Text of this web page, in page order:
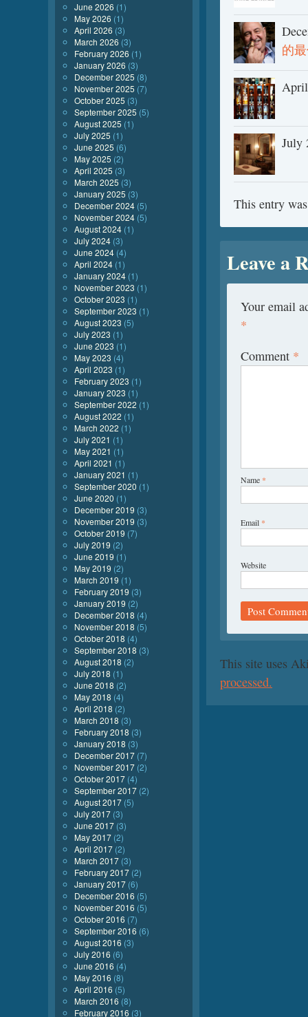
的
July
This entry
Leave a
Your email
*
Comment *
Name *
Email *
Website
This site uses
processed.
June 2026 (1)
May 2026 (1)
April 2026 (3)
March 2026 (3)
February 2026 (1)
January 2026 (3)
December 2025 (8)
November 2025 (7)
October 2025 (3)
September 2025 (5)
August 2025 (1)
July 2025 (1)
June 2025 (6)
May 2025 (2)
April 2025 (3)
March 2025 (3)
January 2025 (3)
December 2024 (5)
November 2024 (5)
August 2024 (1)
July 2024 (3)
June 2024 (4)
April 2024 (1)
January 2024 (1)
November 2023 (1)
October 2023 (1)
September 2023 (1)
August 2023 (5)
July 2023 (1)
June 2023 (1)
May 2023 (4)
April 2023 (1)
February 2023 (1)
January 2023 (1)
September 2022 (1)
August 2022 (1)
March 2022 (1)
July 2021 (1)
May 2021 (1)
April 2021 (1)
January 2021 (1)
September 2020 (1)
June 2020 (1)
December 2019 (3)
November 2019 (3)
October 2019 (7)
July 2019 (2)
June 2019 (1)
May 2019 (2)
March 2019 (1)
February 2019 (3)
January 2019 (2)
December 2018 (4)
November 2018 (5)
October 2018 (4)
September 2018 (3)
August 2018 (2)
July 2018 (1)
June 2018 (2)
May 2018 (4)
April 2018 (2)
March 2018 (3)
February 2018 (3)
January 2018 (3)
December 2017 (7)
November 2017 (2)
October 2017 (4)
September 2017 (2)
August 2017 (5)
July 2017 (3)
June 2017 (3)
May 2017 (2)
April 2017 (2)
March 2017 (3)
February 2017 (2)
January 2017 (6)
December 2016 (5)
November 2016 (5)
October 2016 (7)
September 2016 (6)
August 2016 (3)
July 2016 (6)
June 2016 (4)
May 2016 (8)
April 2016 (5)
March 2016 (8)
February 2016 (3)